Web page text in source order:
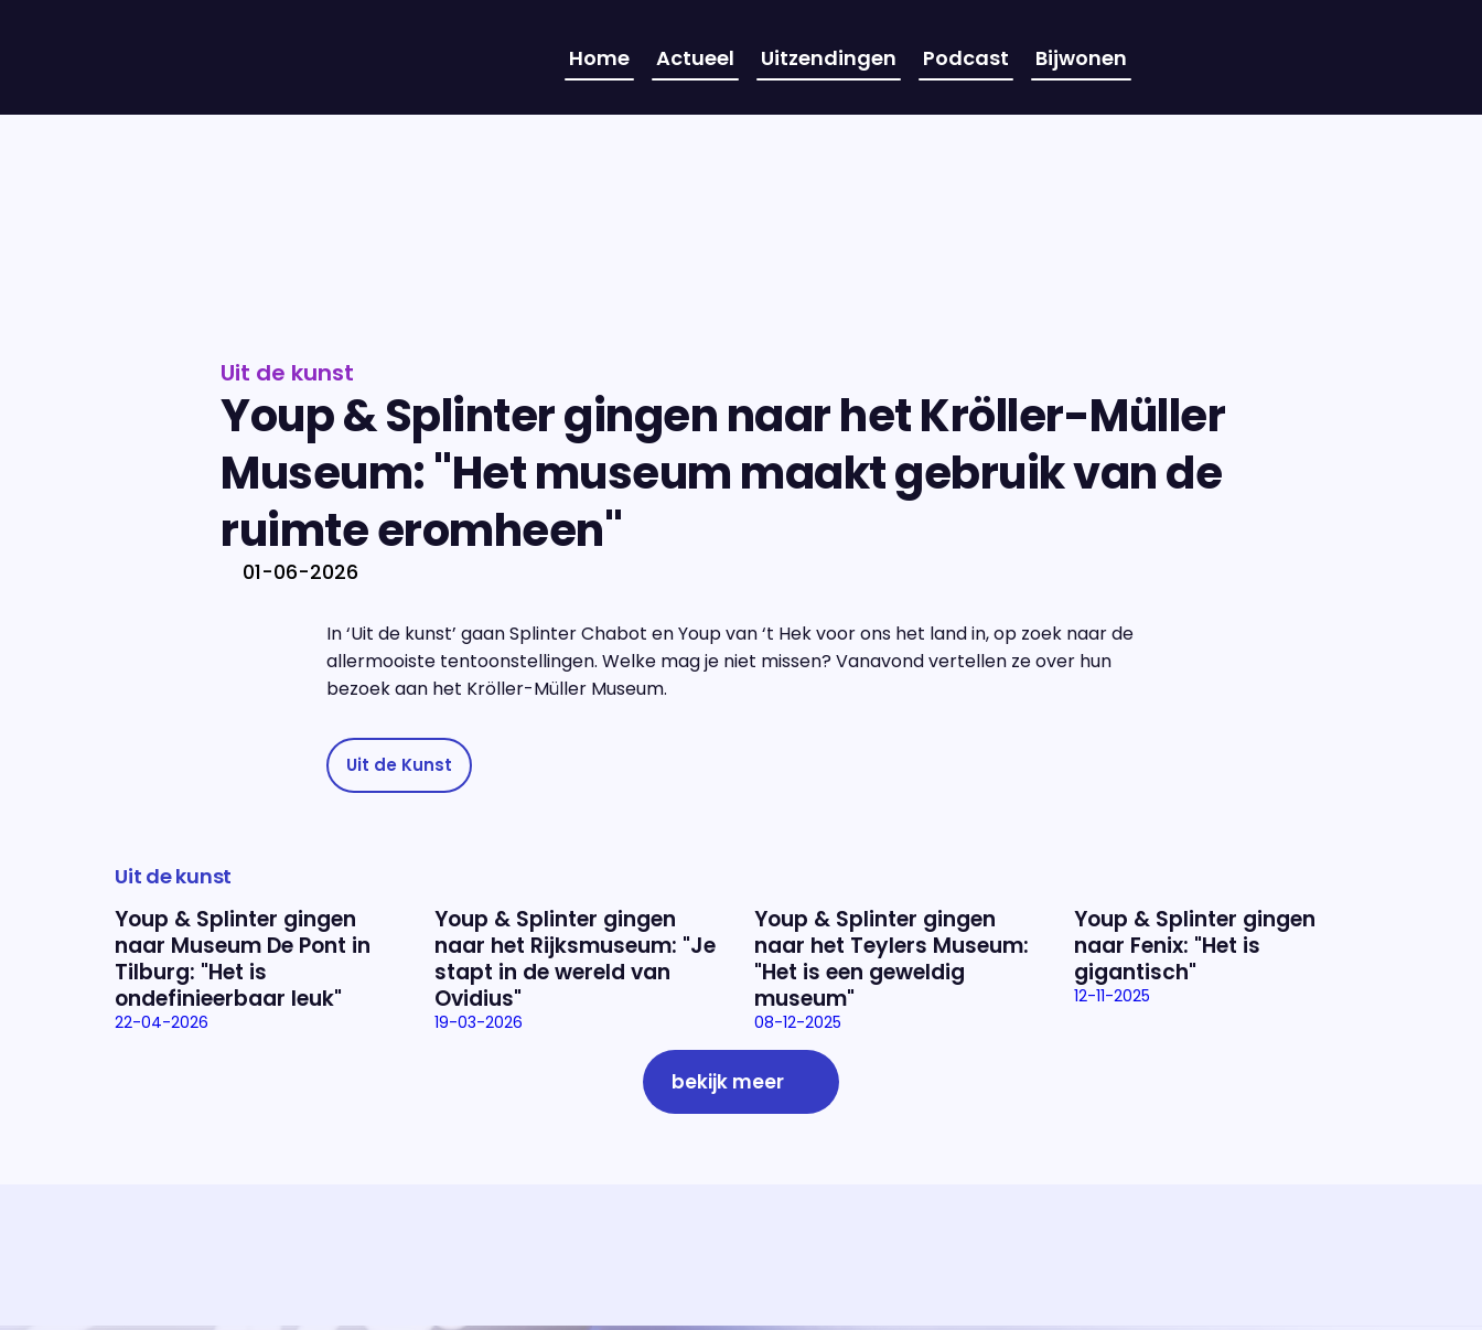
Home Actueel Uitzendingen Podcast Bijwonen
Uit de kunst
Youp & Splinter gingen naar het Kröller-Müller
Museum: "Het museum maakt gebruik van de
ruimte eromheen"
01-06-2026
In ‘Uit de kunst’ gaan Splinter Chabot en Youp van ‘t Hek voor ons het land in, op zoek naar de
allermooiste tentoonstellingen. Welke mag je niet missen? Vanavond vertellen ze over hun
bezoek aan het Kröller-Müller Museum.
Uit de Kunst
Uit de kunst
Youp & Splinter gingen
naar Museum De Pont in
Tilburg: "Het is
ondefinieerbaar leuk"
22-04-2026
Youp & Splinter gingen
naar het Rijksmuseum: "Je
stapt in de wereld van
Ovidius"
19-03-2026
Youp & Splinter gingen
naar het Teylers Museum:
"Het is een geweldig
museum"
08-12-2025
Youp & Splinter gingen
naar Fenix: "Het is
gigantisch"
12-11-2025
bekijk meer